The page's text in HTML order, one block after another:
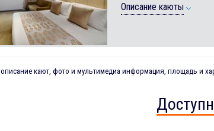
Описание каюты
описание кают, фото и мультимедиа информация, площадь и